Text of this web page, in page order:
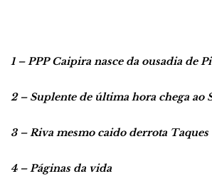
1 – PPP Caipira nasce da ousadia de
2 – Suplente de última hora chega ao
3 – Riva mesmo caido derrota Taques
4 – Páginas da vida